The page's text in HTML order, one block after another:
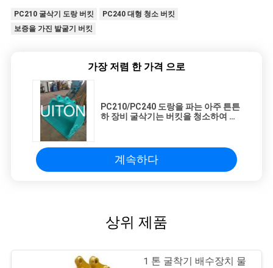
PC210 굴삭기 도랑 버킷
PC240 대형 청소 버킷
보증을 가진 발굴기 버킷
가장 저렴 한 가격 으로
PC210/PC240 도랑을 파는 아주 튼튼
하 장비 굴삭기는 버킷을 청소하여 달
계속하다
상위 제품
1 톤 굴착기 배수장치 물